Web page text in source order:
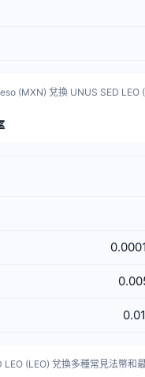
(MXN) 兌換 UNUS SED LEO
(LEO) 兌換多種常見法幣和